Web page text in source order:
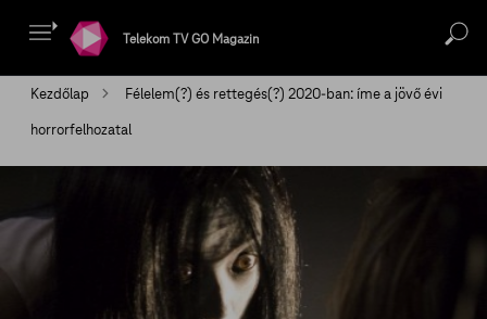
Telekom TV GO Magazin
Kezdőlap
Félelem(?) és rettegés(?) 2020-ban: íme a jövő évi
horrorfelhozatal